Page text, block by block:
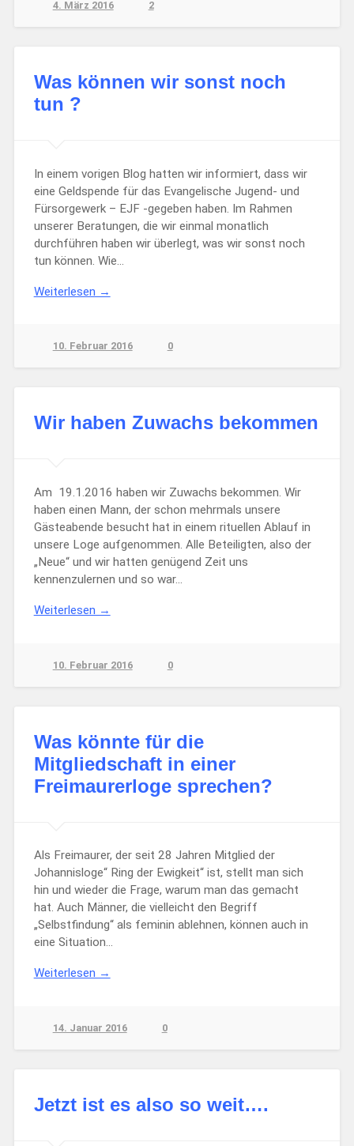
4. März 2016 2
Was können wir sonst noch
tun ?
In einem vorigen Blog hatten wir informiert, dass wir
eine Geldspende für das Evangelische Jugend- und
Fürsorgewerk – EJF -gegeben haben. Im Rahmen
unserer Beratungen, die wir einmal monatlich
durchführen haben wir überlegt, was wir sonst noch
tun können. Wie…
Weiterlesen →
10. Februar 2016 0
Wir haben Zuwachs bekommen
Am 19.1.2016 haben wir Zuwachs bekommen. Wir
haben einen Mann, der schon mehrmals unsere
Gästeabende besucht hat in einem rituellen Ablauf in
unsere Loge aufgenommen. Alle Beteiligten, also der
„Neue“ und wir hatten genügend Zeit uns
kennenzulernen und so war…
Weiterlesen →
10. Februar 2016 0
Was könnte für die
Mitgliedschaft in einer
Freimaurerloge sprechen?
Als Freimaurer, der seit 28 Jahren Mitglied der
Johannisloge“ Ring der Ewigkeit“ ist, stellt man sich
hin und wieder die Frage, warum man das gemacht
hat. Auch Männer, die vielleicht den Begriff
„Selbstfindung“ als feminin ablehnen, können auch in
eine Situation…
Weiterlesen →
14. Januar 2016 0
Jetzt ist es also so weit….